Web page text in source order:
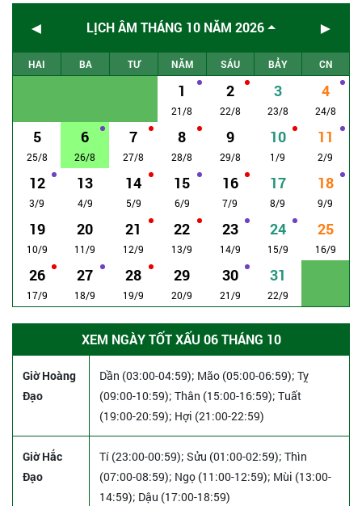
◄ LỊCH ÂM THÁNG 10 NĂM 2026 ►
HAI BA TƯ NĂM SÁU BẢY CN
1
21/8
2
22/8
3
23/8
4
24/8
5
25/8
6
26/8
7
27/8
8
28/8
9
29/8
10
1/9
11
2/9
12
3/9
13
4/9
14
5/9
15
6/9
16
7/9
17
8/9
18
9/9
19
10/9
20
11/9
21
12/9
22
13/9
23
14/9
24
15/9
25
16/9
26
17/9
27
18/9
28
19/9
29
20/9
30
21/9
31
22/9
XEM NGÀY TỐT XẤU 06 THÁNG 10
Giờ Hoàng
Đạo
Dần (03:00-04:59); Mão (05:00-06:59); Tỵ
(09:00-10:59); Thân (15:00-16:59); Tuất
(19:00-20:59); Hợi (21:00-22:59)
Giờ Hắc
Đạo
Tí (23:00-00:59); Sửu (01:00-02:59); Thìn
(07:00-08:59); Ngọ (11:00-12:59); Mùi (13:00-
14:59); Dậu (17:00-18:59)